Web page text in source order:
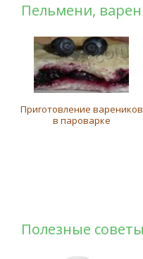
Пельмени,
Приготовление вареников
в пароварке
Полезные советы